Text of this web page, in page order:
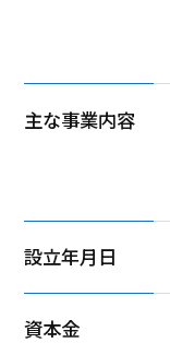
主な事業内容
設立年月日
資本金